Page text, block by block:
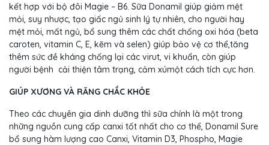
kết hợp với bộ đôi Magie – B6. Sữa Donamil giúp giảm mệt
mỏi, suy nhược, tạo giấc ngủ sinh lý tự nhiên, cho người hay
mệt mỏi, mất ngủ, bổ sung thêm các chất chống oxi hóa (beta
caroten, vitamin C, E, kẽm và selen) giúp bảo vệ cơ thể,tăng
thêm sức đề kháng chống lại các virut, vi khuẩn, còn giúp
người bệnh cải thiện tâm trạng, cảm xúmột cách tích cực hơn.
GIÚP XƯƠNG VÀ RĂNG CHẮC KHỎE
Theo các chuyên gia dinh dưỡng thì sữa chính là một trong
những nguồn cung cấp canxi tốt nhất cho cơ thể, Donamil Sure
bổ sung hàm lượng cao Canxi, Vitamin D3, Phospho, Magie